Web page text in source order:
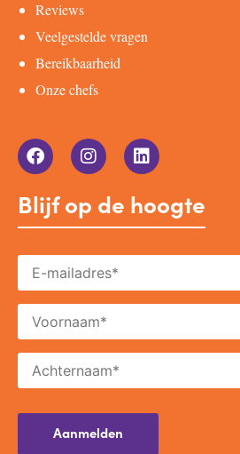
Reviews
Veelgestelde vragen
Bereikbaarheid
Onze chefs
Blijf op de hoogte